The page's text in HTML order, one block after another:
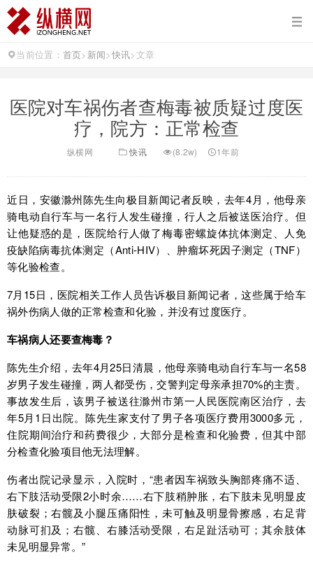
当前位置： 首页> 新闻>快讯>文章
医院对车祸伤者查梅毒被质疑过度医
疗，院方：正常检查
纵横网 快讯 (8.2w) 1年前
近日，安徽滁州陈先生向极目新闻记者反映，去年4月，他母亲
骑电动自行车与一名行人发生碰撞，行人之后被送医治疗。但
让他疑惑的是，医院给行人做了梅毒密螺旋体抗体测定、人免
疫缺陷病毒抗体测定（Anti-HIV）、肿瘤坏死因子测定（TNF）
等化验检查。
7月15日，医院相关工作人员告诉极目新闻记者，这些属于给车
祸外伤病人做的正常检查和化验，并没有过度医疗。
车祸病人还要查梅毒？
陈先生介绍，去年4月25日清晨，他母亲骑电动自行车与一名58
岁男子发生碰撞，两人都受伤，交警判定母亲承担70%的主责。
事故发生后，该男子被送往滁州市第一人民医院南区治疗，去
年5月1日出院。陈先生家支付了男子各项医疗费用3000多元，
住院期间治疗和药费很少，大部分是检查和化验费，但其中部
分检查化验项目他无法理解。
伤者出院记录显示，入院时，“患者因车祸致头胸部疼痛不适、
右下肢活动受限2小时余……右下肢稍肿胀，右下肢未见明显皮
肤破裂；右髋及小腿压痛阳性，未可触及明显骨擦感，右足背
动脉可扪及；右髋、右膝活动受限，右足趾活动可；其余肢体
未见明显异常。”